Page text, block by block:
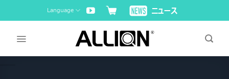
to
Language